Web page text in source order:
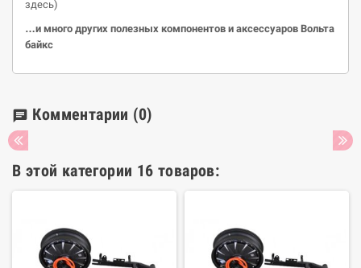
здесь)
…и много других полезных компонентов и аксессуаров Вольта
байкс
chat Комментарии (0)
В этой категории 16 товаров: